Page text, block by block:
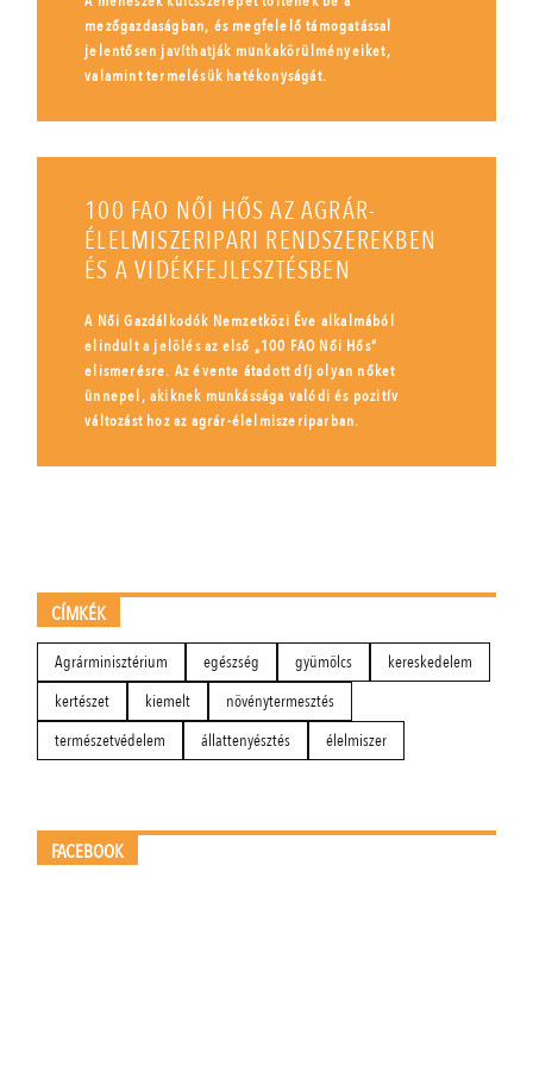
mezőgazdaságban, és megfelelő támogatással
jelentősen javíthatják munkakörülményeiket,
valamint termelésük hatékonyságát.
100 FAO NŐI HŐS AZ AGRÁR-
ÉLELMISZERIPARI RENDSZEREKBEN
ÉS A VIDÉKFEJLESZTÉSBEN
A Női Gazdálkodók Nemzetközi Éve alkalmából
elindult a jelölés az első „100 FAO Női Hős”
elismerésre. Az évente átadott díj olyan nőket
ünnepel, akiknek munkássága valódi és pozitív
változást hoz az agrár-élelmiszeriparban.
CÍMKÉK
Agrárminisztérium egészség gyümölcs
kereskedelem
kertészet
kiemelt
növénytermesztés
természetvédelem
állattenyésztés élelmiszer
FACEBOOK